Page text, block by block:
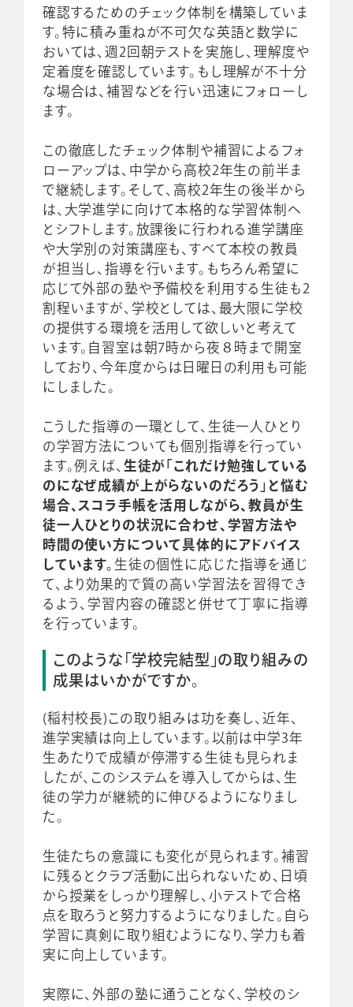
確認するためのチェック体制を構築していま
す。特に積み重ねが不可欠な英語と数学に
おいては、週2回朝テストを実施し、理解度や
定着度を確認しています。もし理解が不十分
な場合は、補習などを行い迅速にフォローし
ます。
この徹底したチェック体制や補習によるフォ
ローアップは、中学から高校2年生の前半ま
で継続します。そして、高校2年生の後半から
は、大学進学に向けて本格的な学習体制へ
とシフトします。放課後に行われる進学講座
や大学別の対策講座も、すべて本校の教員
が担当し、指導を行います。もちろん希望に
応じて外部の塾や予備校を利用する生徒も2
割程いますが、学校としては、最大限に学校
の提供する環境を活用して欲しいと考えて
います。自習室は朝7時から夜８時まで開室
しており、今年度からは日曜日の利用も可能
にしました。
こうした指導の一環として、生徒一人ひとり
の学習方法についても個別指導を行ってい
ます。例えば、 生徒が「これだけ勉強している
のになぜ成績が上がらないのだろう」と悩む
場合、スコラ手帳を活用しながら、教員が生
徒一人ひとりの状況に合わせ、学習方法や
時間の使い方について具体的にアドバイス
しています。 生徒の個性に応じた指導を通じ
て、より効果的で質の高い学習法を習得でき
るよう、学習内容の確認と併せて丁寧に指導
を行っています。
このような「学校完結型」の取り組みの
成果はいかがですか。
(稲村校長)この取り組みは功を奏し、近年、
進学実績は向上しています。以前は中学3年
生あたりで成績が停滞する生徒も見られま
したが、このシステムを導入してからは、生
徒の学力が継続的に伸びるようになりまし
た。
生徒たちの意識にも変化が見られます。補習
に残るとクラブ活動に出られないため、日頃
から授業をしっかり理解し、小テストで合格
点を取ろうと努力するようになりました。自ら
学習に真剣に取り組むようになり、学力も着
実に向上しています。
実際に、外部の塾に通うことなく、学校のシ